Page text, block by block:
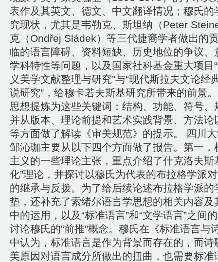
表作及其英文、德文、中文翻译情况；穆氏的
究现状，尤其是韦勒克、斯坦纳（Peter
克（Ondřej Sládek）等三代捷裔学者做出的
临的语言障碍、资料短缺、历史地位的争议、
学科特性等问题，以及国家社科基金重大项目
义美学文献整理与研究”与“现代斯拉夫文论经
说研究”，给穆卡若夫斯基研究所带来的前景
思想提炼为这些关键词：结构、功能、符号、
并从版本、理论前提和艺术实践背景、方法论
等方面做了解读《审美规范》的提示。 四川
邹沁珈主要从以下四个方面做了报告。第一，
主义的一些理论主张，重点介绍了什克洛夫斯
化”理论，并探讨以穆氏为代表的布拉格学派
的继承与反拨。为了给后续论述布拉格学派的
垫，还补充了索绪尔语言学思想的相关内容及
中的运用，以及“标准语言”和“文学语言”之间
讨论穆氏的“前推”概念。穆氏在《标准语言与
中认为，标准语言是作为背景而存在的，而诗
美原因对语言成分所做出的扭曲，也需要标准